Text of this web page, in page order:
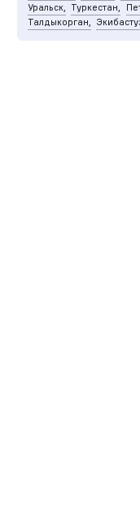
Уральск, Туркестан,
Талдыкорган,